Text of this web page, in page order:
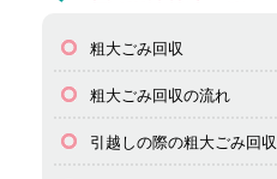
粗大ごみ回収
粗大ごみ回収の流れ
引越しの際の粗大ごみ回収